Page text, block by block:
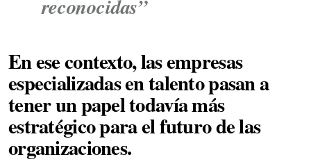
reconocidas”
En ese contexto, las empresas
especializadas en talento pasan a
tener un papel todavía más
estratégico para el futuro de las
organizaciones.